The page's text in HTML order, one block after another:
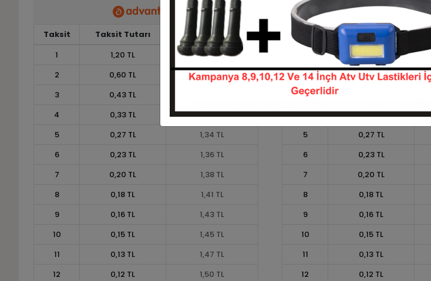
Taksit Taksit Tutarı
Toplam Tutar
1
1,20 TL
1,20 TL
2
0,60 TL
1,20 TL
3
0,43 TL
4
0,33 TL
1,32 TL
5
0,27 TL
1,34 TL
6
0,23 TL
1,36 TL
7
0,20 TL
1,38 TL
8
0,18 TL
1,41 TL
9
0,16 TL
1,43 TL
10
0,15 TL
1,45 TL
11
0,13 TL
1,47 TL
12
0,12 TL 1,50 TL
Taksit Taksit Tutarı
1,20 TL
2
0,60 TL
3
4
0,33 TL
5
0,27 TL
6
0,23 TL
7
0,20 TL
8
0,18 TL
9
0,16 TL
10
0,15 TL
11
0,13 TL
12
0,12 TL